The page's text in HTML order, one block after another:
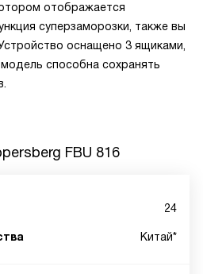
отображается
суперзаморозки, также вы
оснащено 3 ящиками,
способна сохранять
FBU 816
24
Китай*